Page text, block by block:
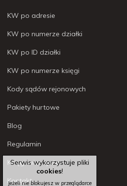
KW po adresie
KW po numerze działki
KW po ID działki
KW po numerze księgi
Kody sądów rejonowych
Pakiety hurtowe
Blog
Regulamin
Księgi wieczyste
Kontakt
Serwis wykorzystuje pliki
cookies!
Jeżeli nie blokujesz w przeglądarce